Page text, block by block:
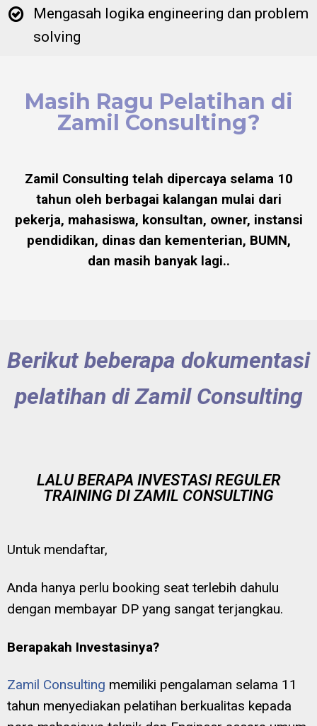
Mengasah logika engineering dan problem
solving
Masih Ragu Pelatihan di
Zamil Consulting?
Zamil Consulting telah dipercaya selama 10
tahun oleh berbagai kalangan mulai dari
pekerja, mahasiswa, konsultan, owner, instansi
pendidikan, dinas dan kementerian, BUMN,
dan masih banyak lagi..
Berikut beberapa dokumentasi
pelatihan di Zamil Consulting
LALU BERAPA INVESTASI REGULER
TRAINING DI ZAMIL CONSULTING
Untuk mendaftar,
Anda hanya perlu booking seat terlebih dahulu
dengan membayar DP yang sangat terjangkau.
Berapakah Investasinya?
Zamil Consulting memiliki pengalaman selama 11
tahun menyediakan pelatihan berkualitas kepada